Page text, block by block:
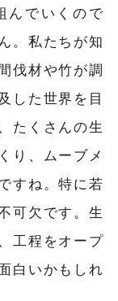
んでいくので
。私たちが知
伐材や竹が調
した世界を目
たくさんの生
り、ムーブメ
すね。特に若
可欠です。生
工程をオープ
白いかもしれ